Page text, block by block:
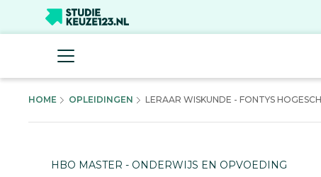
HOME OPLEIDINGEN LERAAR WISKUNDE - FONTYS
HBO MASTER - ONDERWIJS EN OPVOEDING